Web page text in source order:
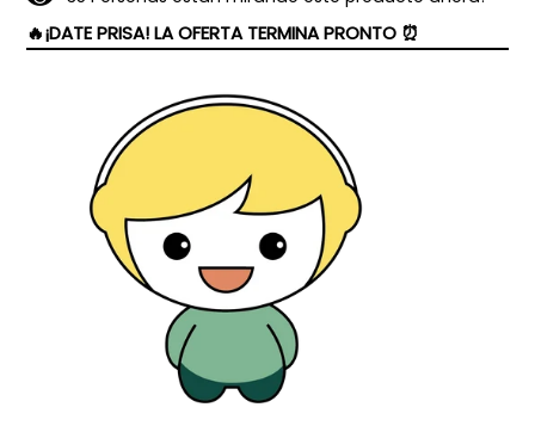
🔥¡DATE PRISA! LA OFERTA TERMINA PRONTO ⏰